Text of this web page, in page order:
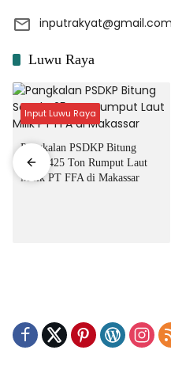
inputrakyat@gmail.com
Luwu Raya
Input Luwu Raya
Pangkalan PSDKP Bitung
Segel 425 Ton Rumput Laut
Milik PT FFA di Makassar